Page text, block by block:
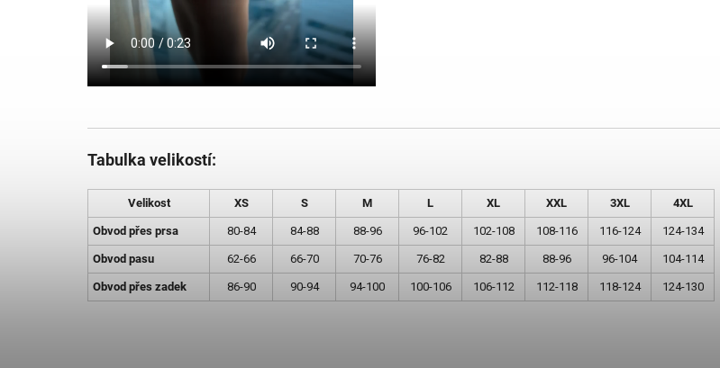
Tabulka velikostí:
Velikost XS S M L XL XXL 3XL 4XL
Obvod přes prsa 80-84 84-88 88-96 96-102 102-108 108-116 116-124 124-134
Obvod pasu 62-66 66-70 70-76 76-82 82-88 88-96 96-104 104-114
Obvod přes zadek 86-90 90-94 94-100 100-106 106-112 112-118 118-124 124-130